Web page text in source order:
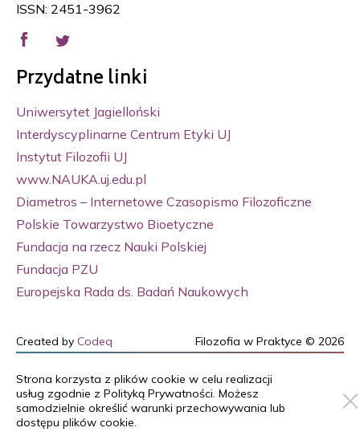
ISSN: 2451-3962
Przydatne linki
Uniwersytet Jagielloński
Interdyscyplinarne Centrum Etyki UJ
Instytut Filozofii UJ
www.NAUKA.uj.edu.pl
Diametros – Internetowe Czasopismo Filozoficzne
Polskie Towarzystwo Bioetyczne
Fundacja na rzecz Nauki Polskiej
Fundacja PZU
Europejska Rada ds. Badań Naukowych
Created by Codeq Filozofia w Praktyce © 2026
Strona korzysta z plików cookie w celu realizacji
usług zgodnie z Polityką Prywatności. Możesz
samodzielnie określić warunki przechowywania lub
dostępu plików cookie.